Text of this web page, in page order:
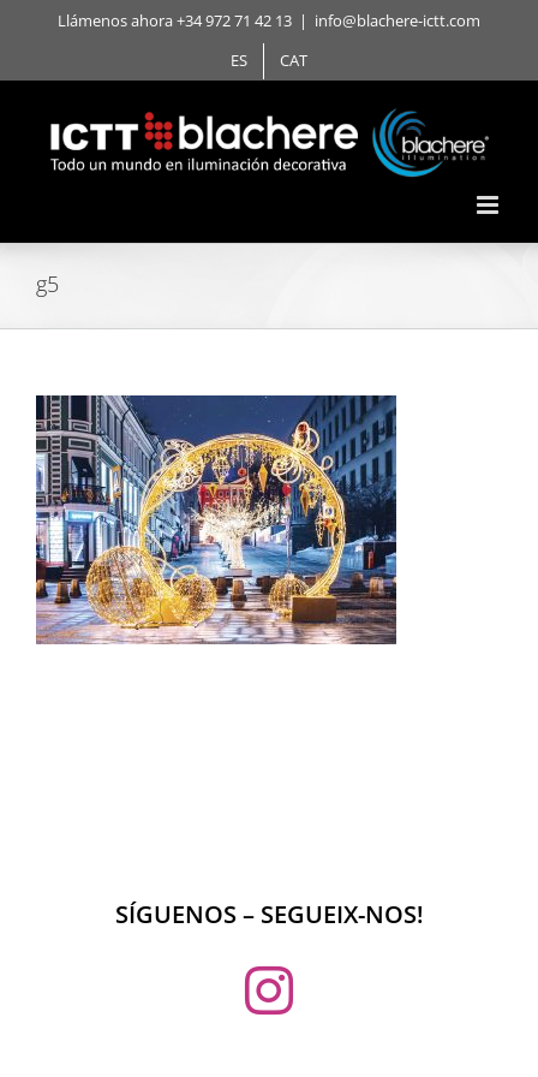
Llámenos ahora +34 972 71 42 13 | info@blachere-ictt.com
ES
CAT
g5
SÍGUENOS – SEGUEIX-NOS!